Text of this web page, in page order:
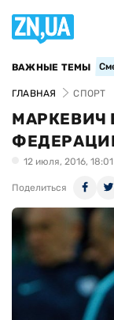
ВАЖНЫЕ ТЕМЫ
ГЛАВНАЯ СПОРТ
МАРКЕВИЧ
12 июля, 2016, 18:01
Поделиться